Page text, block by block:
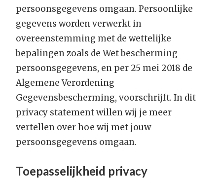
persoonsgegevens omgaan. Persoonlijke
gegevens worden verwerkt in
overeenstemming met de wettelijke
bepalingen zoals de Wet bescherming
persoonsgegevens, en per 25 mei 2018 de
Algemene Verordening
Gegevensbescherming, voorschrijft. In dit
privacy statement willen wij je meer
vertellen over hoe wij met jouw
persoonsgegevens omgaan.
Toepasselijkheid privacy